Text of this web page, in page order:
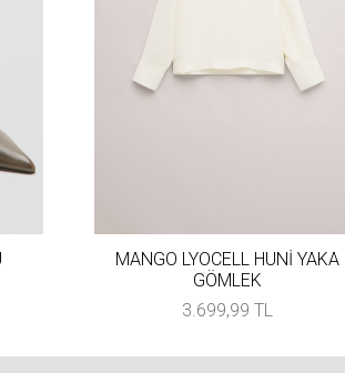
MANGO LYOCELL HUNİ YAKA
GÖMLEK
3.699,99 TL